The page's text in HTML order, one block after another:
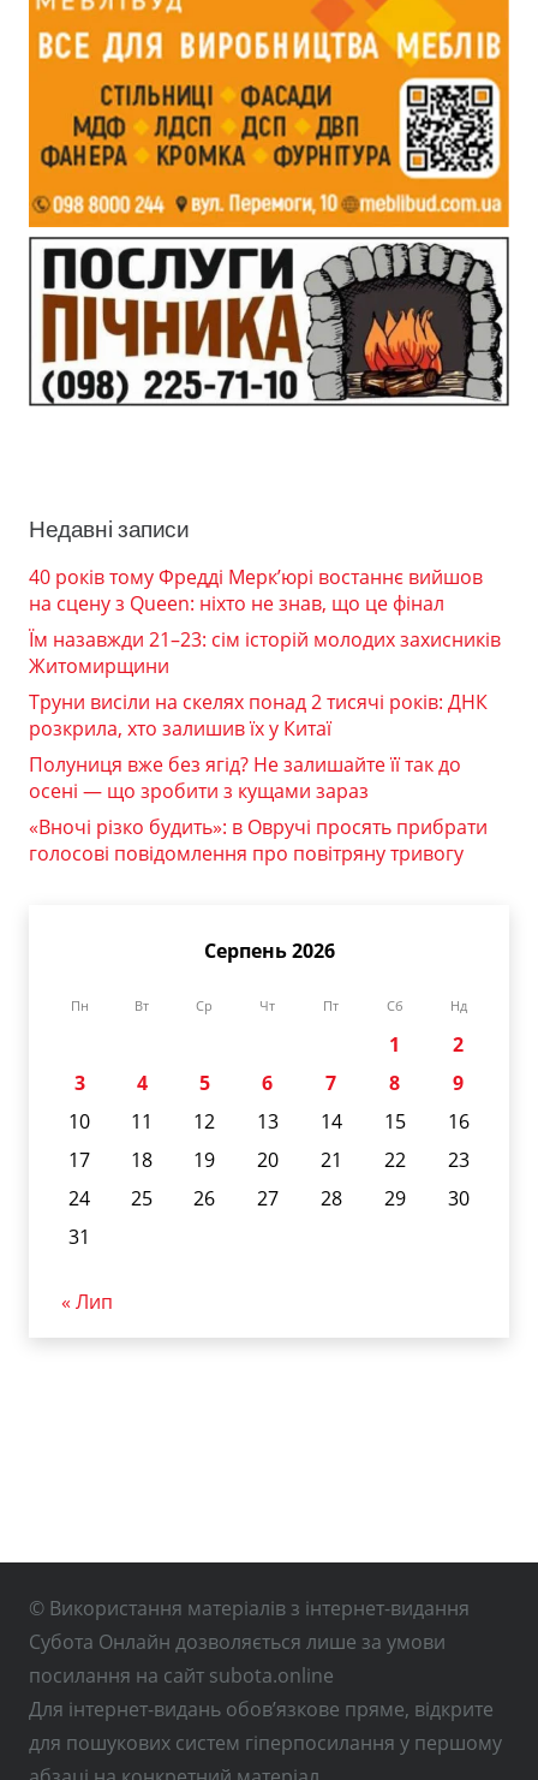
Недавні записи
40 років тому Фредді Мерк’юрі востаннє вийшов
на сцену з Queen: ніхто не знав, що це фінал
Їм назавжди 21–23: сім історій молодих захисників
Житомирщини
Труни висіли на скелях понад 2 тисячі років: ДНК
розкрила, хто залишив їх у Китаї
Полуниця вже без ягід? Не залишайте її так до
осені — що зробити з кущами зараз
«Вночі різко будить»: в Овручі просять прибрати
голосові повідомлення про повітряну тривогу
Серпень 2026
Пн Вт Ср Чт Пт Сб Нд
1
2
3
4 5 6 7 8
9
10
11 12 13 14 15
16
17
18 19 20 21 22
23
24
25 26 27 28 29
30
31
« Лип
© Використання матеріалів з інтернет-видання
Субота Онлайн дозволяється лише за умови
посилання на сайт subota.online
Для інтернет-видань обов’язкове пряме, відкрите
для пошукових систем гіперпосилання у першому